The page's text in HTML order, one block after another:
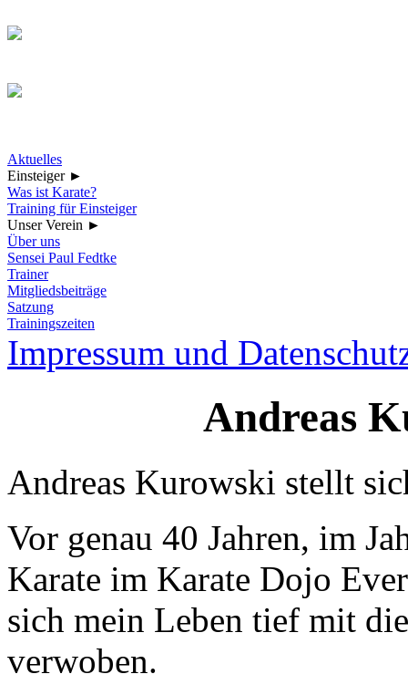
Aktuelles
Einsteiger ►
Was ist Karate?
Training für Einsteiger
Unser Verein ►
Über uns
Sensei Paul Fedtke
Trainer
Mitgliedsbeiträge
Satzung
Trainingszeiten
Impressum und
Andreas
Andreas Kurowski stellt
Vor genau 40 Jahren, im
Karate im Karate Dojo
sich mein Leben tief mit
verwoben.